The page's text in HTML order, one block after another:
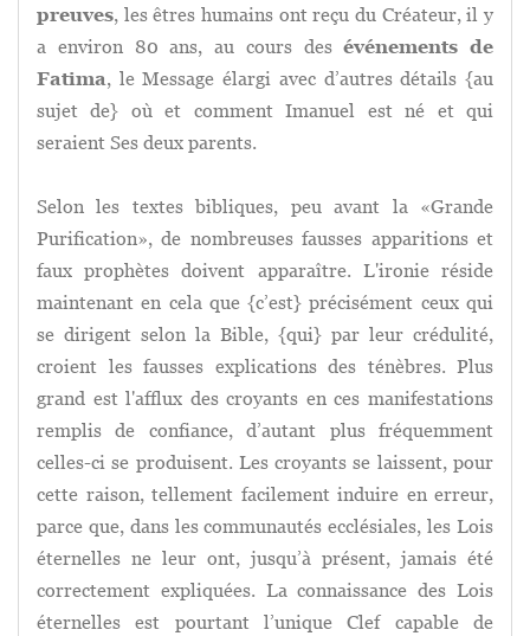
preuves, les êtres humains ont reçu du Créateur, il y
a environ 80 ans, au cours desévénements de
Fatima, le Message élargi avec d’autres détails {au
sujet de} où et comment Imanuel est né et qui
seraient Ses deux parents.
Selon les textes bibliques, peu avant la «Grande
Purification», de nombreuses fausses apparitions et
faux prophètes doivent apparaître. L'ironie réside
maintenant en cela que {c’est} précisément ceux qui
se dirigent selon la Bible, {qui} par leur crédulité,
croient les fausses explications des ténèbres. Plus
grand est l'afflux des croyants en ces manifestations
remplis de confiance, d’autant plus fréquemment
celles-ci se produisent. Les croyants se laissent, pour
cette raison, tellement facilement induire en erreur,
parce que, dans les communautés ecclésiales, les Lois
éternelles ne leur ont, jusqu’à présent, jamais été
correctement expliquées. La connaissance des Lois
éternelles est pourtant l’unique Clef capable de